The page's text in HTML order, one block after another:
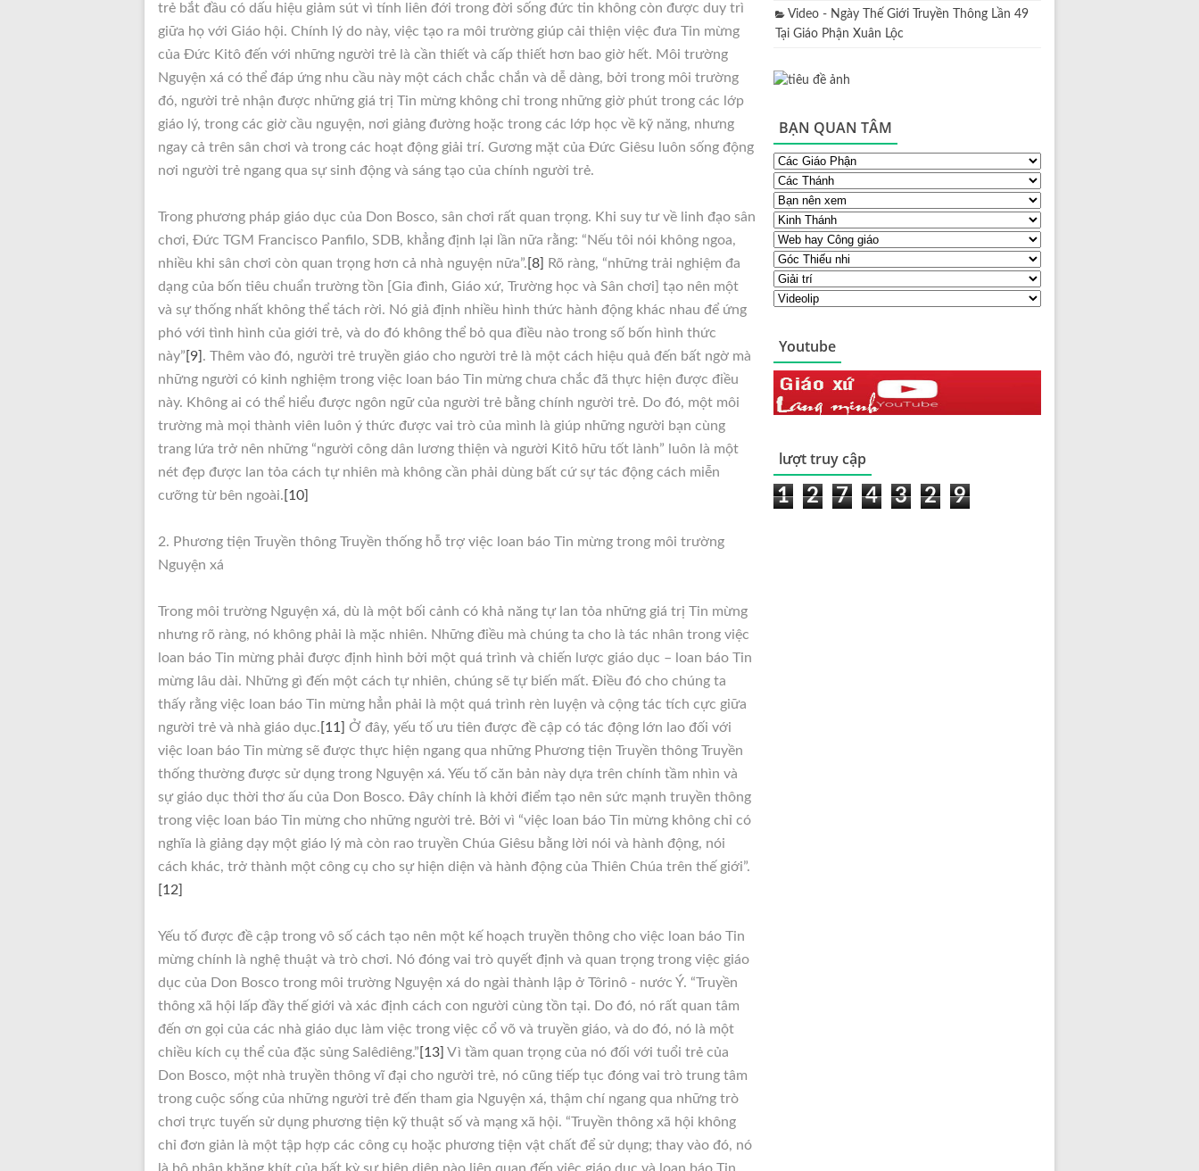
trẻ bắt đầu có dấu hiệu giảm sút vì tính liên đới trong đời sống đức tin không còn được duy trì
giữa họ với Giáo hội. Chính lý do này, việc tạo ra môi trường giúp cải thiện việc đưa Tin mừng
của Đức Kitô đến với những người trẻ là cần thiết và cấp thiết hơn bao giờ hết. Môi trường
Nguyện xá có thể đáp ứng nhu cầu này một cách chắc chắn và dễ dàng, bởi trong môi trường
đó, người trẻ nhận được những giá trị Tin mừng không chỉ trong những giờ phút trong các lớp
giáo lý, trong các giờ cầu nguyện, nơi giảng đường hoặc trong các lớp học về kỹ năng, nhưng
ngay cả trên sân chơi và trong các hoạt động giải trí. Gương mặt của Đức Giêsu luôn sống động
nơi người trẻ ngang qua sự sinh động và sáng tạo của chính người trẻ.
Trong phương pháp giáo dục của Don Bosco, sân chơi rất quan trọng. Khi suy tư về linh đạo sân
chơi, Đức TGM Francisco Panfilo, SDB, khẳng định lại lần nữa rằng: “Nếu tôi nói không ngoa,
nhiều khi sân chơi còn quan trọng hơn cả nhà nguyện nữa”. [8]
Rõ ràng, “những trải nghiệm đa
dạng của bốn tiêu chuẩn trường tồn [Gia đình, Giáo xứ, Trường học và Sân chơi] tạo nên một
và sự thống nhất không thể tách rời. Nó giả định nhiều hình thức hành động khác nhau để ứng
phó với tình hình của giới trẻ, và do đó không thể bỏ qua điều nào trong số bốn hình thức
này” [9] . Thêm vào đó, người trẻ truyền giáo cho người trẻ là một cách hiệu quả đến bất ngờ mà
những người có kinh nghiệm trong việc loan báo Tin mừng chưa chắc đã thực hiện được điều
này. Không ai có thể hiểu được ngôn ngữ của người trẻ bằng chính người trẻ. Do đó, một môi
trường mà mọi thành viên luôn ý thức được vai trò của mình là giúp những người bạn cùng
trang lứa trở nên những “người công dân lương thiện và người Kitô hữu tốt lành” luôn là một
nét đẹp được lan tỏa cách tự nhiên mà không cần phải dùng bất cứ sự tác động cách miễn
cưỡng từ bên ngoài. [10]
2. Phương tiện Truyền thông Truyền thống hỗ trợ việc loan báo Tin mừng trong môi trường
Nguyện xá
Trong môi trường Nguyện xá, dù là một bối cảnh có khả năng tự lan tỏa những giá trị Tin mừng
nhưng rõ ràng, nó không phải là mặc nhiên. Những điều mà chúng ta cho là tác nhân trong việc
loan báo Tin mừng phải được định hình bởi một quá trình và chiến lược giáo dục – loan báo Tin
mừng lâu dài. Những gì đến một cách tự nhiên, chúng sẽ tự biến mất. Điều đó cho chúng ta
thấy rằng việc loan báo Tin mừng hẳn phải là một quá trình rèn luyện và cộng tác tích cực giữa
người trẻ và nhà giáo dục. [11] Ở đây, yếu tố ưu tiên được đề cập có tác động lớn lao đối với
việc loan báo Tin mừng sẽ được thực hiện ngang qua những Phương tiện Truyền thông Truyền
thống thường được sử dụng trong Nguyện xá. Yếu tố căn bản này dựa trên chính tầm nhìn và
sự giáo dục thời thơ ấu của Don Bosco. Đây chính là khởi điểm tạo nên sức mạnh truyền thông
trong việc loan báo Tin mừng cho những người trẻ. Bởi vì “việc loan báo Tin mừng không chỉ có
nghĩa là giảng dạy một giáo lý mà còn rao truyền Chúa Giêsu bằng lời nói và hành động, nói
cách khác, trở thành một công cụ cho sự hiện diện và hành động của Thiên Chúa trên thế giới”.
[12]
Yếu tố được đề cập trong vô số cách tạo nên một kế hoạch truyền thông cho việc loan báo Tin
mừng chính là nghệ thuật và trò chơi. Nó đóng vai trò quyết định và quan trọng trong việc giáo
dục của Don Bosco trong môi trường Nguyện xá do ngài thành lập ở Tôrinô - nước Ý. “Truyền
thông xã hội lấp đầy thế giới và xác định cách con người cùng tồn tại. Do đó, nó rất quan tâm
đến ơn gọi của các nhà giáo dục làm việc trong việc cổ võ và truyền giáo, và do đó, nó là một
chiều kích cụ thể của đặc sủng Salêdiêng.” [13] Vì tầm quan trọng của nó đối với tuổi trẻ của
Don Bosco, một nhà truyền thông vĩ đại cho người trẻ, nó cũng tiếp tục đóng vai trò trung tâm
trong cuộc sống của những người trẻ đến tham gia Nguyện xá, thậm chí ngang qua những trò
chơi trực tuyến sử dụng phương tiện kỹ thuật số và mạng xã hội. “Truyền thông xã hội không
chỉ đơn giản là một tập hợp các công cụ hoặc phương tiện vật chất để sử dụng; thay vào đó, nó
Video - Ngày Thế Giới Truyền Thông Lần 49
Tại Giáo Phận Xuân Lộc
BẠN QUAN TÂM
Youtube
lượt truy cập
1 2 7 4 3 2 9